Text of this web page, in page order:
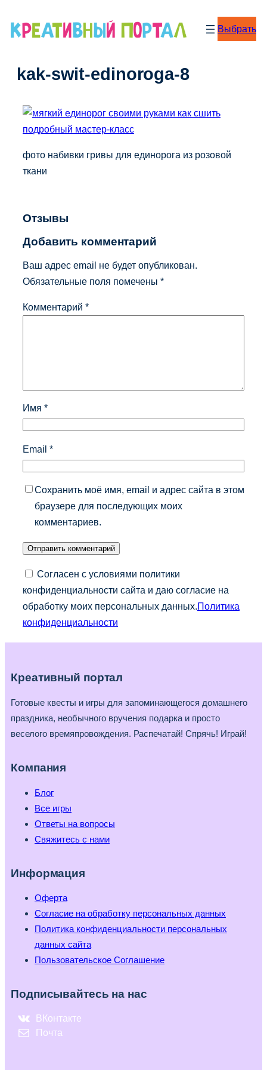
Выбрать
kak-swit-edinoroga-8
фото набивки гривы для единорога из розовой
ткани
Отзывы
Добавить комментарий
Ваш адрес email не будет опубликован.
Обязательные поля помечены *
Комментарий *
Имя *
Email *
Сохранить моё имя, email и адрес сайта в этом
браузере для последующих моих
комментариев.
Согласен с условиями политики
конфиденциальности сайта и даю согласие на
обработку моих персональных данных. Политика
конфиденциальности
Креативный портал
Готовые квесты и игры для запоминающегося домашнего
праздника, необычного вручения подарка и просто
веселого времяпровождения. Распечатай! Спрячь! Играй!
Компания
Блог
Все игры
Ответы на вопросы
Свяжитесь с нами
Информация
Оферта
Согласие на обработку персональных данных
Политика конфиденциальности персональных
данных сайта
Пользовательское Соглашение
Подписывайтесь на нас
ВКонтакте
Почта